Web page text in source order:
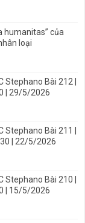
humanitas” của
loại
Stephano Bài 212 |
| 29/5/2026
Stephano Bài 211 |
| 22/5/2026
Stephano Bài 210 |
| 15/5/2026